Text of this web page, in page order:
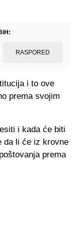
RASPORED
i to ove
prema svojim
i kada će biti
da li će iz krovne
prema